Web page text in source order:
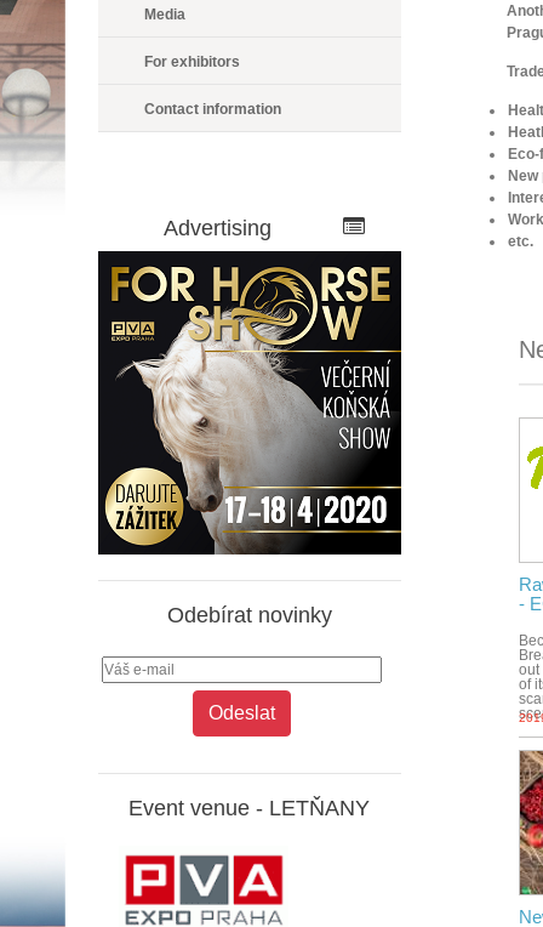
etc.
-
out
of
Media
For exhibitors
Contact information
Advertising
Odebírat novinky
Event venue - LETŇANY